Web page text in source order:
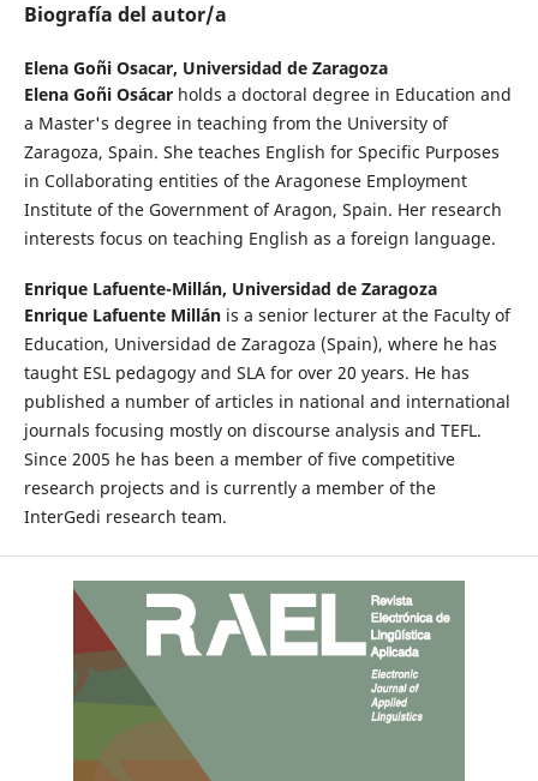
Biografía del autor/a
Elena Goñi Osacar, Universidad de Zaragoza
Elena Goñi Osácarholds a doctoral degree in Education and
a Master's degree in teaching from the University of
Zaragoza, Spain. She teaches English for Specific Purposes
in Collaborating entities of the Aragonese Employment
Institute of the Government of Aragon, Spain. Her research
interests focus on teaching English as a foreign language.
Enrique Lafuente-Millán, Universidad de Zaragoza
Enrique Lafuente Millánis a senior lecturer at the Faculty of
Education, Universidad de Zaragoza (Spain), where he has
taught ESL pedagogy and SLA for over 20 years. He has
published a number of articles in national and international
journals focusing mostly on discourse analysis and TEFL.
Since 2005 he has been a member of five competitive
research projects and is currently a member of the
InterGedi research team.